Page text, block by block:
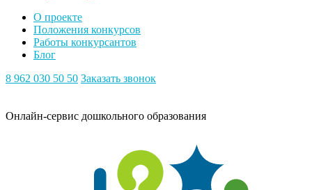
О проекте
Положения конкурсов
Работы конкурсантов
Блог
8 962 030 50 50 Заказать звонок
Онлайн-сервис дошкольного образования